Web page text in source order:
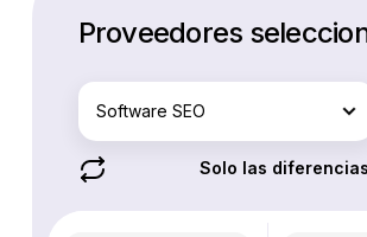
Proveedores
Software SEO
Solo las diferencias